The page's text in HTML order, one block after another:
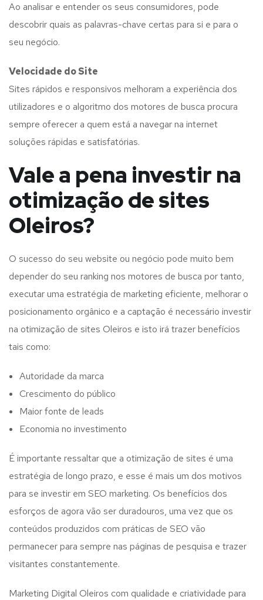
Ao analisar e entender os seus consumidores, pode
descobrir quais as palavras-chave certas para si e para o
seu negócio.
Velocidade do Site
Sites rápidos e responsivos melhoram a experiência dos
utilizadores e o algoritmo dos motores de busca procura
sempre oferecer a quem está a navegar na internet
soluções rápidas e satisfatórias.
Vale a pena investir na
otimização de sites
Oleiros?
O sucesso do seu website ou negócio pode muito bem
depender do seu ranking nos motores de busca por tanto,
executar uma estratégia de marketing eficiente, melhorar o
posicionamento orgânico e a captação é necessário investir
na otimização de sites Oleiros e isto irá trazer benefícios
tais como:
Autoridade da marca
Crescimento do público
Maior fonte de leads
Economia no investimento
É importante ressaltar que a otimização de sites é uma
estratégia de longo prazo, e esse é mais um dos motivos
para se investir em SEO marketing. Os benefícios dos
esforços de agora vão ser duradouros, uma vez que os
conteúdos produzidos com práticas de SEO vão
permanecer para sempre nas páginas de pesquisa e trazer
visitantes constantemente.
Marketing Digital Oleiros com qualidade e criatividade para